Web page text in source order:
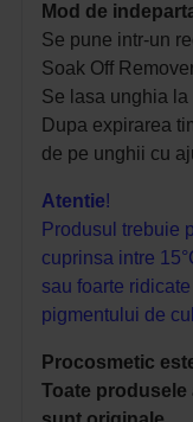
Mod de
Se pune intr-un
Soak Off
Se lasa unghia
Dupa expirarea
de pe unghii cu
Atentie!
Produsul trebuie
cuprinsa intre
sau foarte
pigmentului de
Procosmetic
Toate